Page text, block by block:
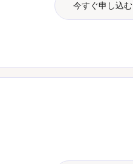
今すぐ申し込む